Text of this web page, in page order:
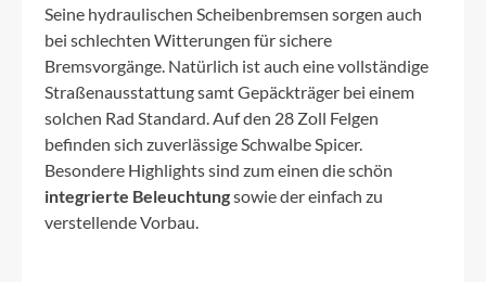
Seine hydraulischen Scheibenbremsen sorgen auch
bei schlechten Witterungen für sichere
Bremsvorgänge. Natürlich ist auch eine vollständige
Straßenausstattung samt Gepäckträger bei einem
solchen Rad Standard. Auf den 28 Zoll Felgen
befinden sich zuverlässige Schwalbe Spicer.
Besondere Highlights sind zum einen die schön
integrierte Beleuchtungsowie der einfach zu
verstellende Vorbau.